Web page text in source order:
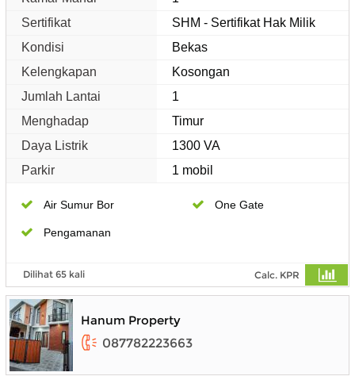
Sertifikat
SHM - Sertifikat Hak Milik
Kondisi
Bekas
Kelengkapan
Kosongan
Jumlah Lantai
1
Menghadap
Timur
Daya Listrik
1300 VA
Parkir
1 mobil
Air Sumur Bor One Gate
Pengamanan
Dilihat 65 kali Calc. KPR
Hanum Property
087782223663